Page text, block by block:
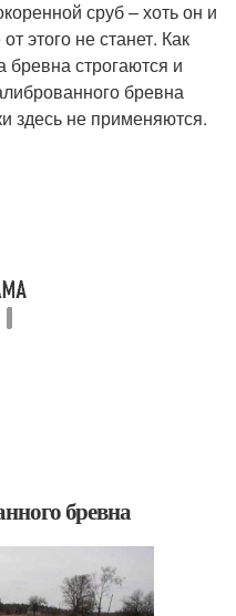
сруб – хоть он и
этого не станет. Как
строгаются и
бревна
здесь не применяются.
бревна